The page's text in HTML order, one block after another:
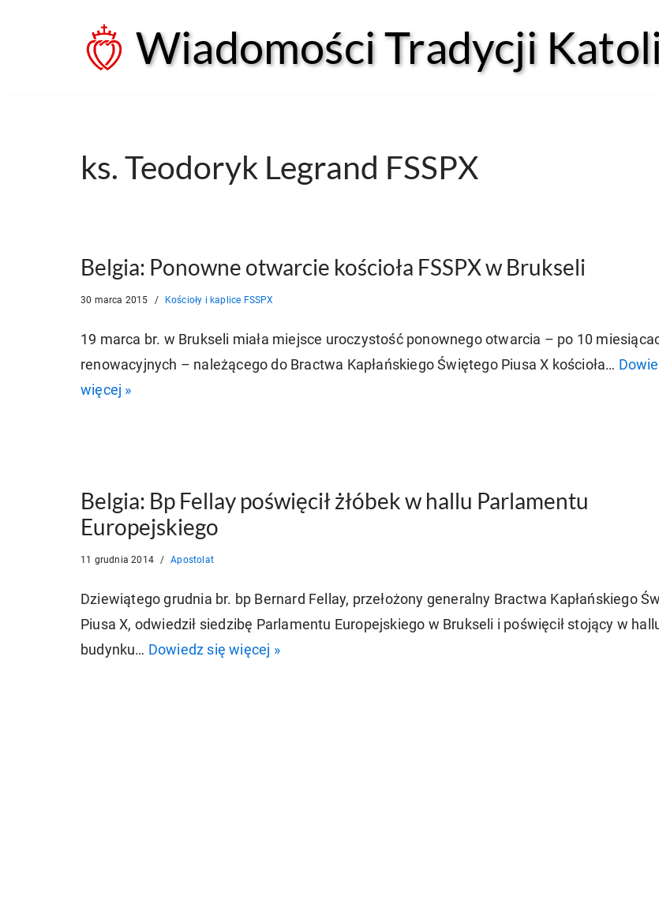
Wiadomości Tradycji
ks. Teodoryk Legrand FSSPX
Belgia: Ponowne otwarcie kościoła FSSPX w Brukseli
30 marca 2015 Kościoły i kaplice FSSPX
19 marca br. w Brukseli miała miejsce uroczystość ponownego otwarcia – po 10
renowacyjnych – należącego do Bractwa Kapłańskiego Świętego Piusa X kościoła…
więcej »
Belgia: Bp Fellay poświęcił żłóbek w hallu Parlamentu
Europejskiego
11 grudnia 2014 Apostolat
Dziewiątego grudnia br. bp Bernard Fellay, przełożony generalny Bractwa Kapłańskiego
Piusa X, odwiedził siedzibę Parlamentu Europejskiego w Brukseli i poświęcił stojący w
budynku… Dowiedz się więcej »